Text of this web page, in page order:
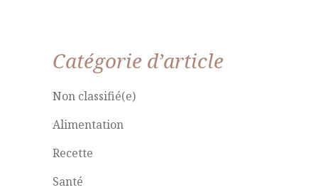
Catégorie d’article
Non classifié(e)
Alimentation
Recette
Santé